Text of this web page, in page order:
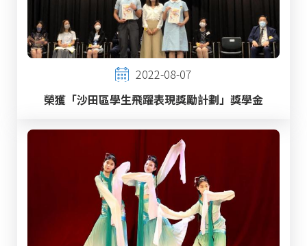
2022-08-07
榮獲「沙田區學生飛躍表現獎勵計劃」獎學金